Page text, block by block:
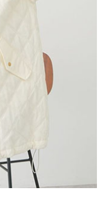
交易相關給付款項請求債
人之同意方可使用
失，本公司不負相關責
之用戶狀況，依本公司即
形，本公司將視審查結果
若發現惡意使用之情形，
度並採取法律行動。